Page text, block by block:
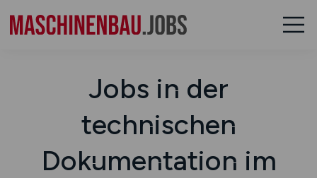
Jobs in der
technischen
Dokumentation im